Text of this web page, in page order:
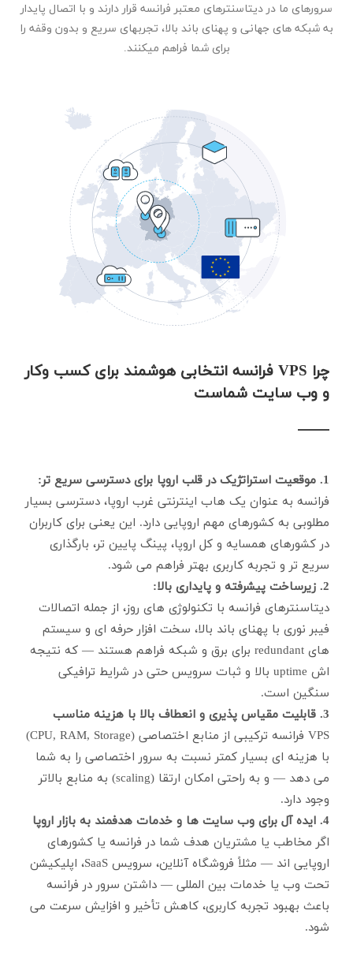
سرورهای ما در دیتاسنترهای معتبر فرانسه قرار دارند و با اتصال پایدار
به شبکه های جهانی و پهنای باند بالا، تجربهای سریع و بدون وقفه را
برای شما فراهم میکنند.
چرا VPS فرانسه انتخابی هوشمند برای کسب وکار
و وب سایت شماست
1. موقعیت استراتژیک در قلب اروپا برای دسترسی سریع تر:
فرانسه به عنوان یک هاب اینترنتی غرب اروپا، دسترسی بسیار
مطلوبی به کشورهای مهم اروپایی دارد. این یعنی برای کاربران
در کشورهای همسایه و کل اروپا، پینگ پایین تر، بارگذاری
سریع تر و تجربه کاربری بهتر فراهم می شود.
2. زیرساخت پیشرفته و پایداری بالا:
دیتاسنترهای فرانسه با تکنولوژی های روز، از جمله اتصالات
فیبر نوری با پهنای باند بالا، سخت افزار حرفه ای و سیستم
های redundant برای برق و شبکه فراهم هستند — که نتیجه
اش uptime بالا و ثبات سرویس حتی در شرایط ترافیکی
سنگین است.
3. قابلیت مقیاس پذیری و انعطاف بالا با هزینه مناسب
VPS فرانسه ترکیبی از منابع اختصاصی (CPU, RAM, Storage)
با هزینه ای بسیار کمتر نسبت به سرور اختصاصی را به شما
می دهد — و به راحتی امکان ارتقا (scaling) به منابع بالاتر
وجود دارد.
4. ایده آل برای وب سایت ها و خدمات هدفمند به بازار اروپا
اگر مخاطب یا مشتریان هدف شما در فرانسه یا کشورهای
اروپایی اند — مثلاً فروشگاه آنلاین، سرویس SaaS، اپلیکیشن
تحت وب یا خدمات بین المللی — داشتن سرور در فرانسه
باعث بهبود تجربه کاربری، کاهش تأخیر و افزایش سرعت می
شود.